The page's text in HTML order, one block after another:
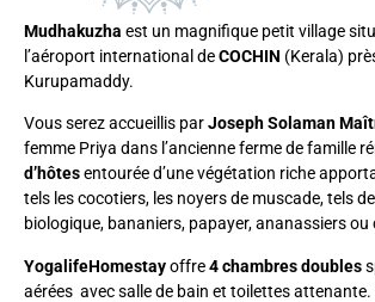
Mudhakuzha est un magnifique petit village
l’aéroport international deCOCHIN (Kerala)
Kurupamaddy.
Vous serez accueillis parJoseph Solaman
femme Priya dans l’ancienne ferme de famille
d’hôtesentourée d’une végétation riche
tels les cocotiers, les noyers de muscade, tels
biologique, bananiers, papayer, ananassiers ou
YogalifeHomestayoffre4 chambres doubles
aérées avec salle de bain et toilettes attenante.